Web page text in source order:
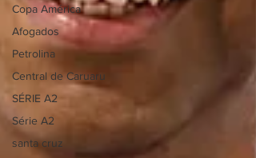
Copa América
Afogados
Petrolina
Central de Caruaru
SÉRIE A2
Série A2
santa cruz